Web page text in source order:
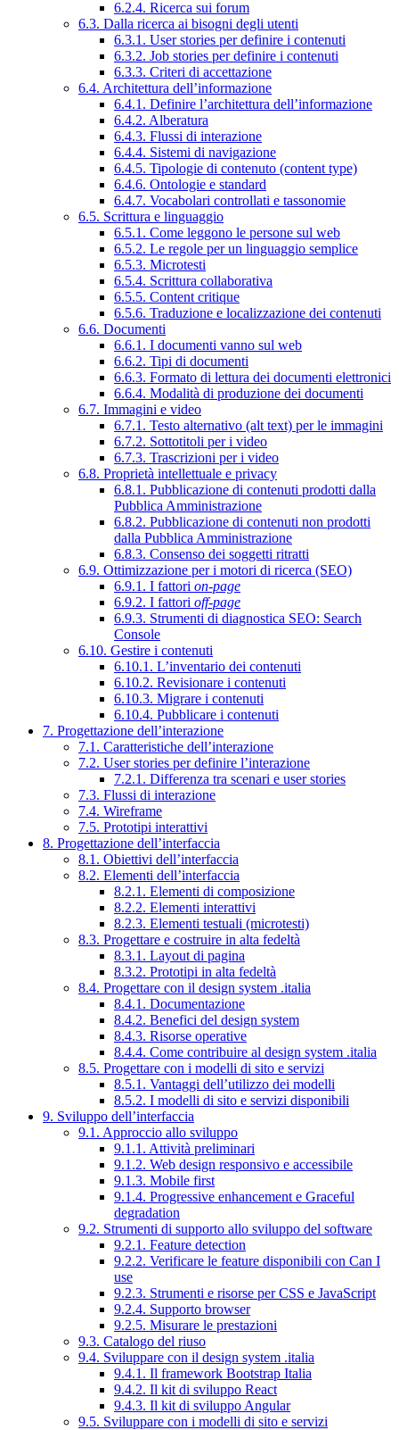
6.2.4. Ricerca sui forum
6.3. Dalla ricerca ai bisogni degli utenti
6.3.1. User stories per definire i contenuti
6.3.2. Job stories per definire i contenuti
6.3.3. Criteri di accettazione
6.4. Architettura dell’informazione
6.4.1. Definire l’architettura dell’informazione
6.4.2. Alberatura
6.4.3. Flussi di interazione
6.4.4. Sistemi di navigazione
6.4.5. Tipologie di contenuto (content type)
6.4.6. Ontologie e standard
6.4.7. Vocabolari controllati e tassonomie
6.5. Scrittura e linguaggio
6.5.1. Come leggono le persone sul web
6.5.2. Le regole per un linguaggio semplice
6.5.3. Microtesti
6.5.4. Scrittura collaborativa
6.5.5. Content critique
6.5.6. Traduzione e localizzazione dei contenuti
6.6. Documenti
6.6.1. I documenti vanno sul web
6.6.2. Tipi di documenti
6.6.3. Formato di lettura dei documenti elettronici
6.6.4. Modalità di produzione dei documenti
6.7. Immagini e video
6.7.1. Testo alternativo (alt text) per le immagini
6.7.2. Sottotitoli per i video
6.7.3. Trascrizioni per i video
6.8. Proprietà intellettuale e privacy
6.8.1. Pubblicazione di contenuti prodotti dalla
Pubblica Amministrazione
6.8.2. Pubblicazione di contenuti non prodotti
dalla Pubblica Amministrazione
6.8.3. Consenso dei soggetti ritratti
6.9. Ottimizzazione per i motori di ricerca (SEO)
6.9.1. I fattori on-page
6.9.2. I fattori off-page
6.9.3. Strumenti di diagnostica SEO: Search
Console
6.10. Gestire i contenuti
6.10.1. L’inventario dei contenuti
6.10.2. Revisionare i contenuti
6.10.3. Migrare i contenuti
6.10.4. Pubblicare i contenuti
7. Progettazione dell’interazione
7.1. Caratteristiche dell’interazione
7.2. User stories per definire l’interazione
7.2.1. Differenza tra scenari e user stories
7.3. Flussi di interazione
7.4. Wireframe
7.5. Prototipi interattivi
8. Progettazione dell’interfaccia
8.1. Obiettivi dell’interfaccia
8.2. Elementi dell’interfaccia
8.2.1. Elementi di composizione
8.2.2. Elementi interattivi
8.2.3. Elementi testuali (microtesti)
8.3. Progettare e costruire in alta fedeltà
8.3.1. Layout di pagina
8.3.2. Prototipi in alta fedeltà
8.4. Progettare con il design system .italia
8.4.1. Documentazione
8.4.2. Benefici del design system
8.4.3. Risorse operative
8.4.4. Come contribuire al design system .italia
8.5. Progettare con i modelli di sito e servizi
8.5.1. Vantaggi dell’utilizzo dei modelli
8.5.2. I modelli di sito e servizi disponibili
9. Sviluppo dell’interfaccia
9.1. Approccio allo sviluppo
9.1.1. Attività preliminari
9.1.2. Web design responsivo e accessibile
9.1.3. Mobile first
9.1.4. Progressive enhancement e Graceful
degradation
9.2. Strumenti di supporto allo sviluppo del software
9.2.1. Feature detection
9.2.2. Verificare le feature disponibili con Can I
use
9.2.3. Strumenti e risorse per CSS e JavaScript
9.2.4. Supporto browser
9.2.5. Misurare le prestazioni
9.3. Catalogo del riuso
9.4. Sviluppare con il design system .italia
9.4.1. Il framework Bootstrap Italia
9.4.2. Il kit di sviluppo React
9.4.3. Il kit di sviluppo Angular
9.5. Sviluppare con i modelli di sito e servizi